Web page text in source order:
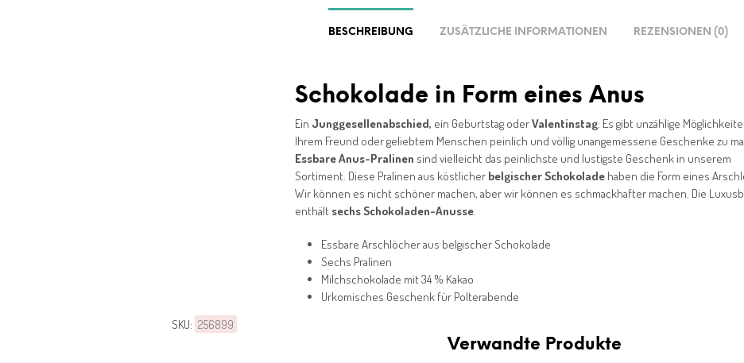
BESCHREIBUNG ZUSÄTZLICHE INFORMATIONEN REZENSIONEN (0)
Schokolade in Form eines Anus
Ein Junggesellenabschied, ein Geburtstag oderValentinstag: Es gibt unzählige
Ihrem Freund oder geliebtem Menschen peinlich und völlig unangemessene Geschenke zu
Essbare Anus-Pralinen sind vielleicht das peinlichste und lustigste Geschenk in unserem
Sortiment. Diese Pralinen aus köstlicher belgischer Schokolade haben die Form eines
Wir können es nicht schöner machen, aber wir können es schmackhafter machen. Die
enthält sechs Schokoladen-Anusse.
Essbare Arschlöcher aus belgischer Schokolade
Sechs Pralinen
Milchschokolade mit 34 % Kakao
Urkomisches Geschenk für Polterabende
SKU: 256899
Verwandte Produkte